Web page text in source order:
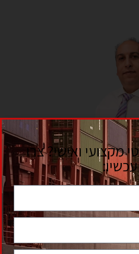
בסידרה
ללא התחייבות
ואנו נחזור אליכם בהקדם